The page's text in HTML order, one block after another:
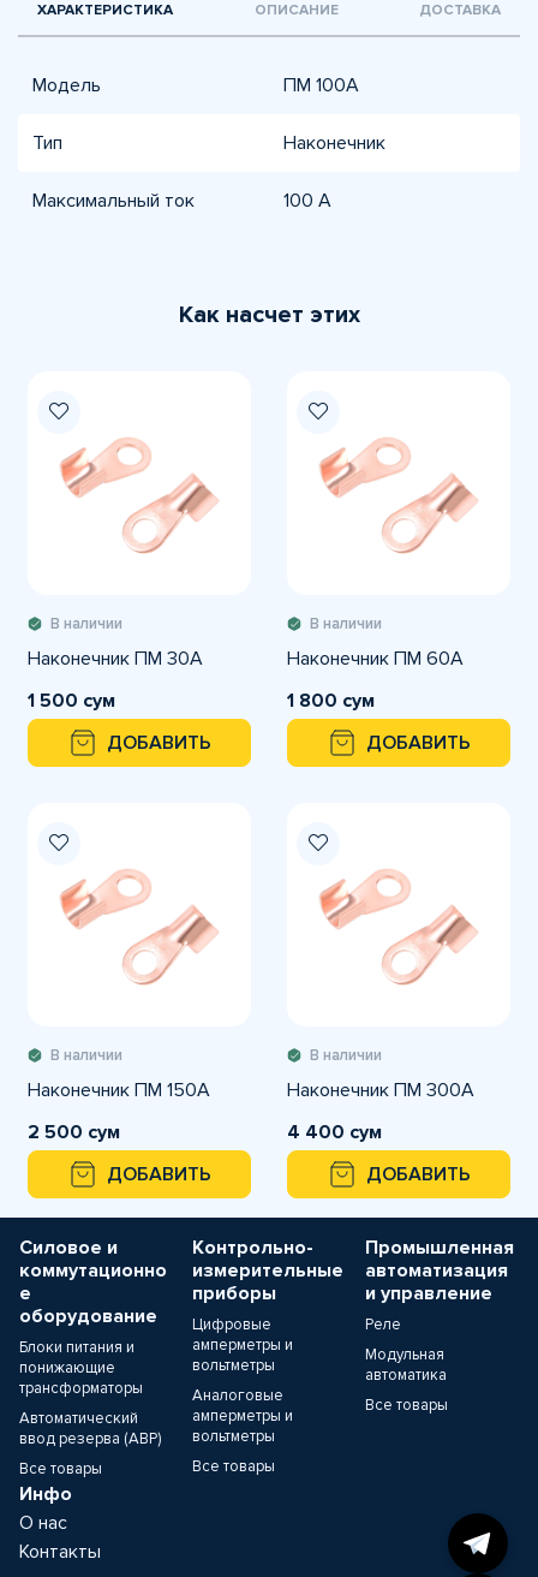
ХАРАКТЕРИСТИКА ОПИСАНИЕ ДОСТАВКА
Модель ПМ 100А
Тип Наконечник
Максимальный ток 100 А
Как насчет этих
В наличии
Наконечник ПМ 30А
1 500 сум
ДОБАВИТЬ
В наличии
Наконечник ПМ 60А
1 800 сум
ДОБАВИТЬ
В наличии
Наконечник ПМ 150А
2 500 сум
ДОБАВИТЬ
В наличии
Наконечник ПМ 300А
4 400 сум
ДОБАВИТЬ
Силовое и
коммутационно
е
оборудование
Блоки питания и
понижающие
трансформаторы
Автоматический
ввод резерва (АВР)
Все товары
Контрольно-
измерительные
приборы
Цифровые
амперметры и
вольтметры
Аналоговые
амперметры и
вольтметры
Все товары
Промышленная
автоматизация
и управление
Реле
Модульная
автоматика
Все товары
Инфо
О нас
Контакты